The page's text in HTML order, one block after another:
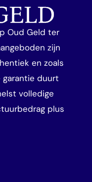
Oud Geld ter
zijn
en zoals
garantie duurt
volledige
plus